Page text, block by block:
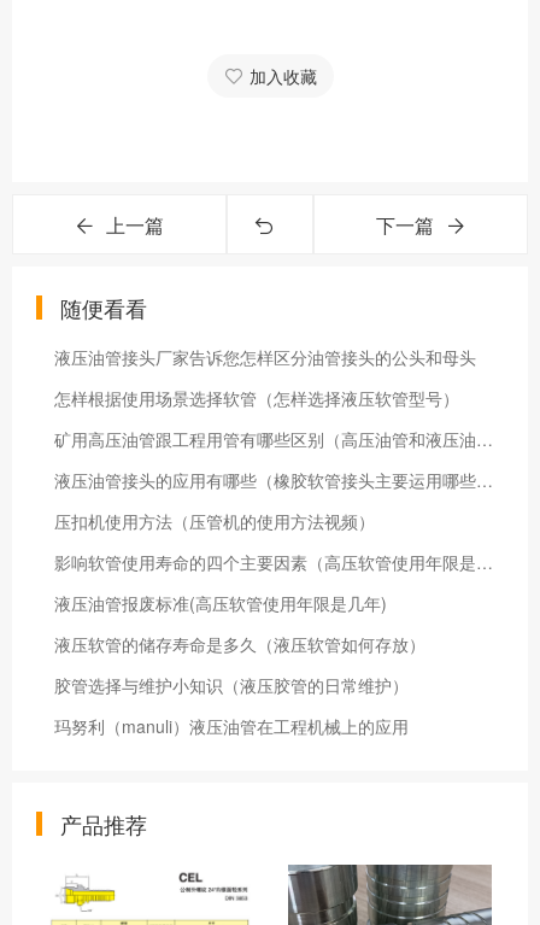
加入收藏
上一篇 下一篇
随便看看
液压油管接头厂家告诉您怎样区分油管接头的公头和母头
怎样根据使用场景选择软管（怎样选择液压软管型号）
矿用高压油管跟工程用管有哪些区别（高压油管和液压油管什么区别）
液压油管接头的应用有哪些（橡胶软管接头主要运用哪些行业）
压扣机使用方法（压管机的使用方法视频）
影响软管使用寿命的四个主要因素（高压软管使用年限是几年）
液压油管报废标准(高压软管使用年限是几年)
液压软管的储存寿命是多久（液压软管如何存放）
胶管选择与维护小知识（液压胶管的日常维护）
玛努利（manuli）液压油管在工程机械上的应用
产品推荐